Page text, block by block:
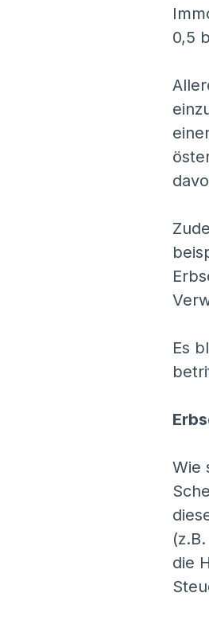
0,5
Es
Wie
die